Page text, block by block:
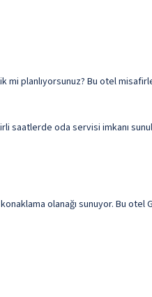
planlıyorsunuz? Bu otel
oda servisi imkanı
olanağı sunuyor. Bu otel